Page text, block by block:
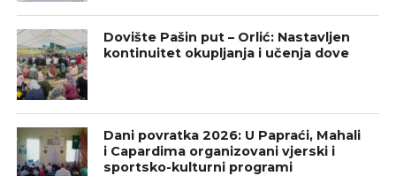
Dovište Pašin put – Orlić: Nastavljen
kontinuitet okupljanja i učenja dove
Dani povratka 2026: U Papraći, Mahali
i Capardima organizovani vjerski i
sportsko-kulturni programi